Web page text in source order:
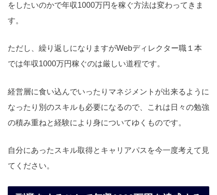
をしたいのかで年収1000万円を稼ぐ方法は変わってきま
す。
ただし、繰り返しになりますがWebディレクター職１本
では年収1000万円稼ぐのは厳しい道程です。
経営層に食い込んでいったりマネジメントが出来るように
なったり別のスキルも必要になるので、これは日々の勉強
の積み重ねと経験により身についてゆくものです。
自分にあったスキル取得とキャリアパスを今一度考えて見
てください。